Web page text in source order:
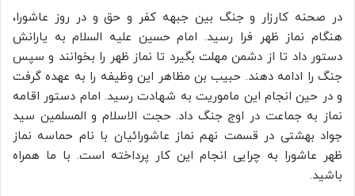
در صحنه کارزار و جنگ بین جبهه کفر و حق و در روز عاشورا،
هنگام نماز ظهر فرا رسید. امام حسین علیه السلام به یارانش
دستور داد تا از دشمن مهلت بگیرد تا نماز ظهر را بخوانند و سپس
جنگ را ادامه دهند. حبیب بن مظاهر این وظیفه را به عهده گرفت
و در حین انجام این ماموریت به شهادت رسید. امام دستور اقامه
نماز به جماعت در اوج جنگ داد. حجت الاسلام و المسلمین سید
جواد بهشتی در قسمت نهم نماز عاشورائیان با نام حماسه نماز
ظهر عاشورا به چرایی انجام این کار پرداخته است. با ما همراه
باشید.